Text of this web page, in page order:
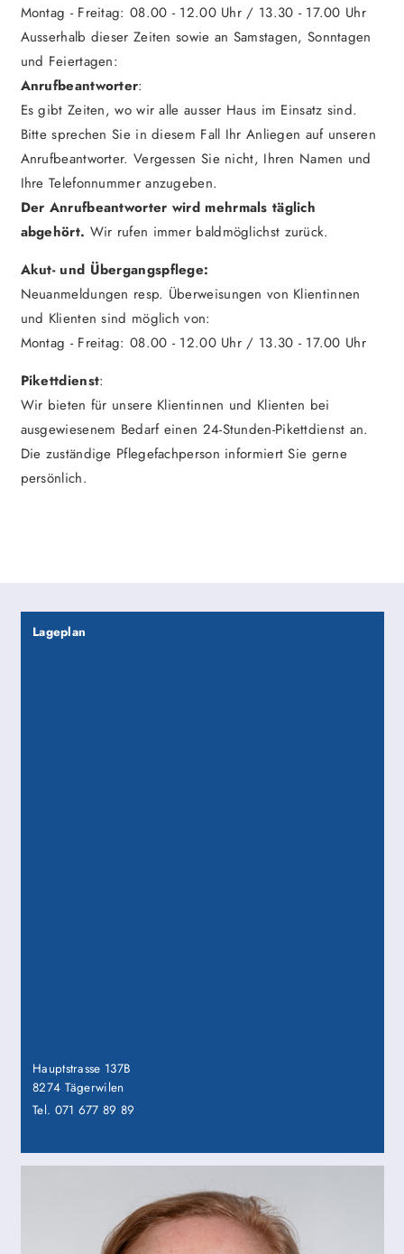
Montag - Freitag: 08.00 - 12.00 Uhr / 13.30 - 17.00 Uhr
Ausserhalb dieser Zeiten sowie an Samstagen, Sonntagen
und Feiertagen:
Anrufbeantworter:
Es gibt Zeiten, wo wir alle ausser Haus im Einsatz sind.
Bitte sprechen Sie in diesem Fall Ihr Anliegen auf unseren
Anrufbeantworter. Vergessen Sie nicht, Ihren Namen und
Ihre Telefonnummer anzugeben.
Der Anrufbeantworter wird mehrmals täglich
abgehört. Wir rufen immer baldmöglichst zurück.
Akut- und Übergangspflege:
Neuanmeldungen resp. Überweisungen von Klientinnen
und Klienten sind möglich von:
Montag - Freitag: 08.00 - 12.00 Uhr / 13.30 - 17.00 Uhr
Pikettdienst:
Wir bieten für unsere Klientinnen und Klienten bei
ausgewiesenem Bedarf einen 24-Stunden-Pikettdienst an.
Die zuständige Pflegefachperson informiert Sie gerne
persönlich.
Lageplan
Hauptstrasse 137B
8274 Tägerwilen
Tel. 071 677 89 89